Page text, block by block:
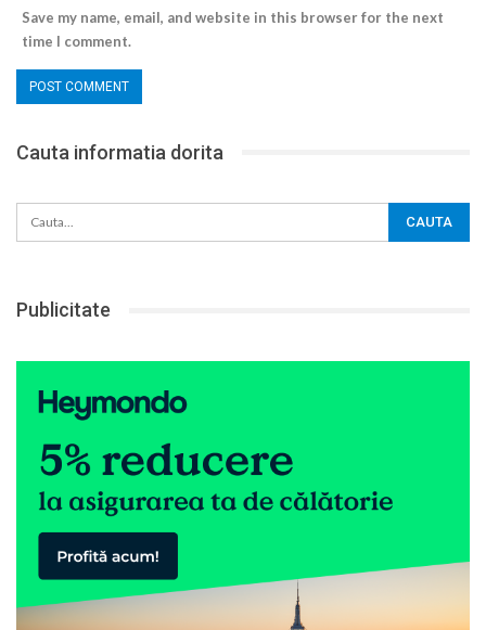
Save my name, email, and website in this browser for the next
time I comment.
Cauta informatia dorita
Publicitate